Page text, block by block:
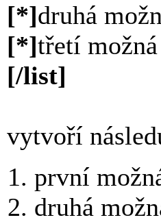
[*]druhá
[*]třetí
[/list]
vytvoří
první
druhá